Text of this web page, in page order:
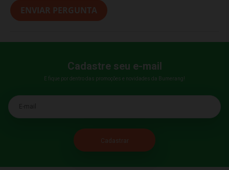
ENVIAR PERGUNTA
Cadastre seu e-mail
E fique por dentro das promoções e novidades da Bumerang!
E-mail